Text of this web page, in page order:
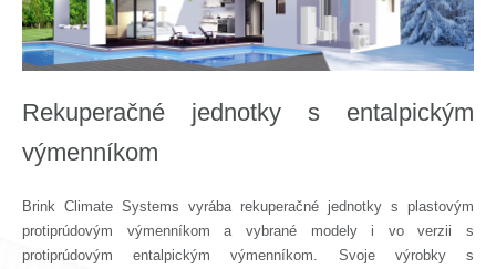
Rekuperačné jednotky s entalpickým
výmenníkom
Brink Climate Systems vyrába rekuperačné jednotky s plastovým
protiprúdovým výmenníkom a vybrané modely i vo verzii s
protiprúdovým entalpickým výmenníkom. Svoje výrobky s